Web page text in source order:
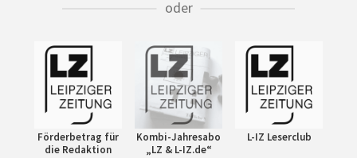
oder
Förderbetrag für
die Redaktion
Kombi-Jahresabo
„LZ & L-IZ.de“
L-IZ Leserclub